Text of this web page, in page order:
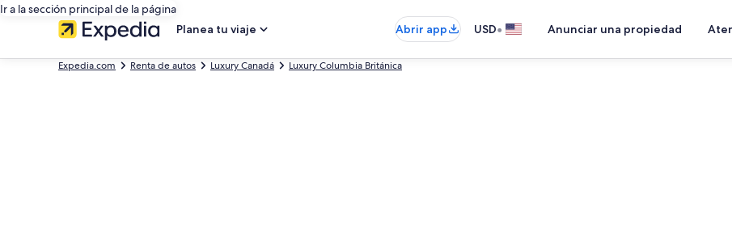
Ir a la sección principal de la página
Planea tu viaje
Abrir app USD• Anunciar una propiedad
Expedia.com Renta de autos Luxury Canadá Luxury Columbia Británica